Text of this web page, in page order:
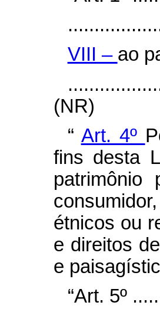
VIII – ao
(NR)
“ Art. 4º
fins desta
étnicos ou
e direitos
e
“Art. 5º